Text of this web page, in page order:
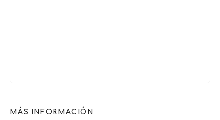
MÁS INFORMACIÓN